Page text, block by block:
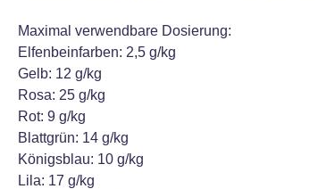
Maximal verwendbare Dosierung:
Elfenbeinfarben: 2,5 g/kg
Gelb: 12 g/kg
Rosa: 25 g/kg
Rot: 9 g/kg
Blattgrün: 14 g/kg
Königsblau: 10 g/kg
Lila: 17 g/kg